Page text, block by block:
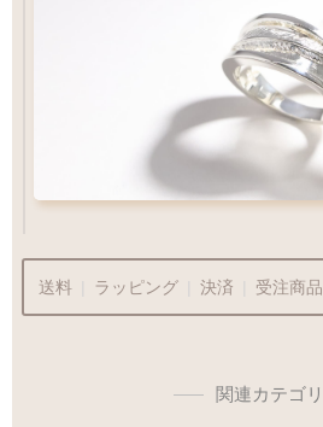
送料 ラッピング 決済 受注商品
関連カテゴリ